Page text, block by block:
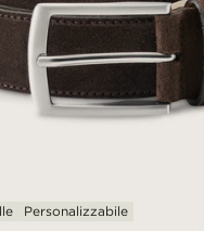
Personalizzabile